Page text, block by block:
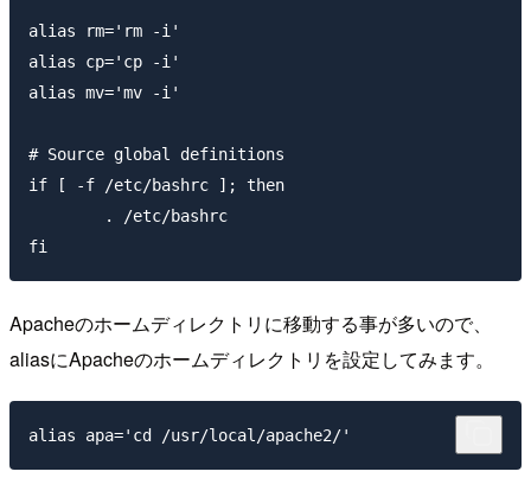
alias rm='rm -i'
alias cp='cp -i'
alias mv='mv -i'
# Source global definitions
if [ -f /etc/bashrc ]; then
        . /etc/bashrc
Apacheのホームディレクトリに移動する事が多いので、
aliasにApacheのホームディレクトリを設定してみます。